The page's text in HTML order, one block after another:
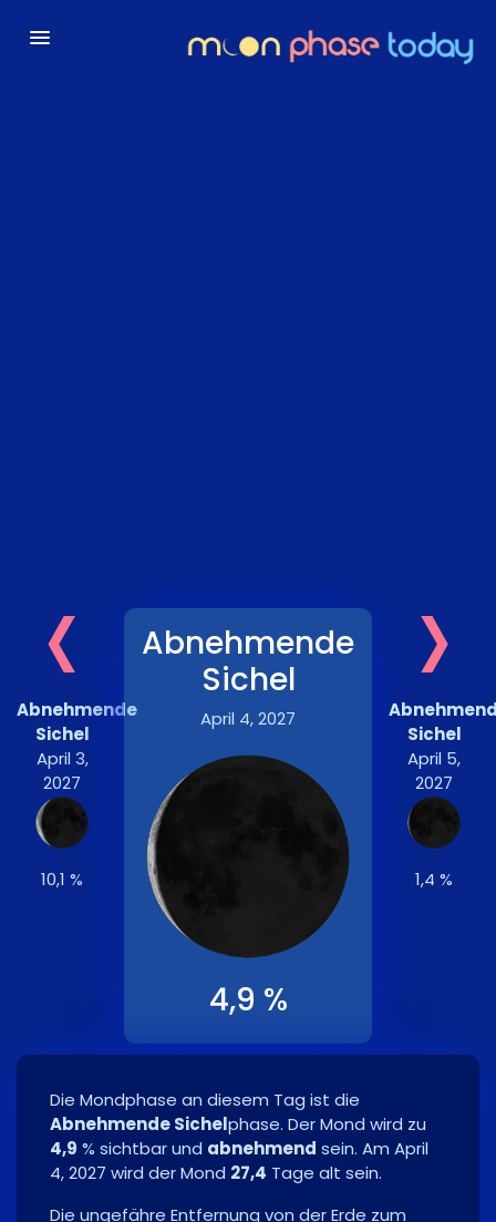
‹
Abnehmende
Sichel
April 3,
2027
10,1 %
Abnehmende
Sichel
April 4, 2027
4,9 %
›
Sichel
April 5,
2027
1,4 %
Die Mondphase an diesem Tag ist die
Abnehmende Sichelphase. Der Mond wird zu
4,9 % sichtbar und abnehmend sein. Am April
4, 2027 wird der Mond 27,4 Tage alt sein.
Die ungefähre Entfernung von der Erde zum